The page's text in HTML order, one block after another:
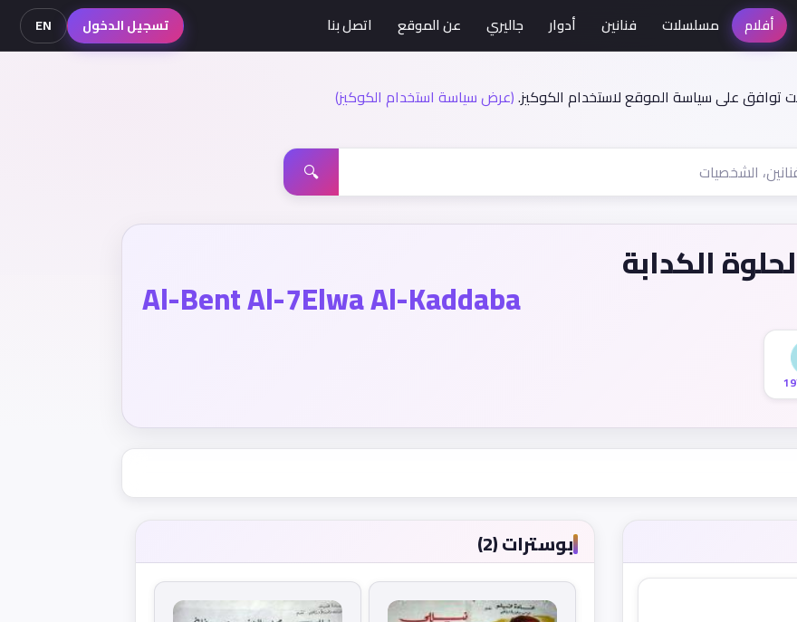
توافق على سياسة الموقع لاستخدام الكوكيز.(عرض سياسة استخدام الكوكيز)
أفلام مسلسلات فنانين أدوار جاليري عن الموقع اتصل بنا تسجيل الدخول EN
🔍
الكدابة
Al-Bent Al-7Elwa Al-Kaddaba
بوسترات (2)